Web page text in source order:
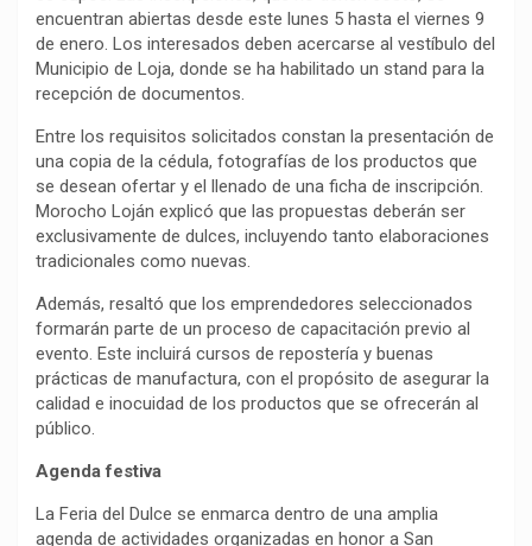
encuentran abiertas desde este lunes 5 hasta el viernes 9
de enero. Los interesados deben acercarse al vestíbulo del
Municipio de Loja, donde se ha habilitado un stand para la
recepción de documentos.
Entre los requisitos solicitados constan la presentación de
una copia de la cédula, fotografías de los productos que
se desean ofertar y el llenado de una ficha de inscripción.
Morocho Loján explicó que las propuestas deberán ser
exclusivamente de dulces, incluyendo tanto elaboraciones
tradicionales como nuevas.
Además, resaltó que los emprendedores seleccionados
formarán parte de un proceso de capacitación previo al
evento. Este incluirá cursos de repostería y buenas
prácticas de manufactura, con el propósito de asegurar la
calidad e inocuidad de los productos que se ofrecerán al
público.
Agenda festiva
La Feria del Dulce se enmarca dentro de una amplia
agenda de actividades organizadas en honor a San